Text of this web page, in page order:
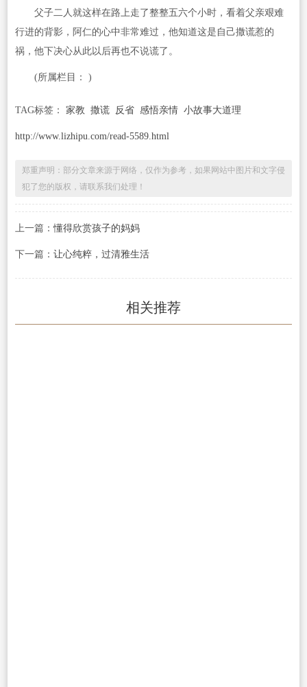
父子二人就这样在路上走了整整五六个小时，看着父亲艰难
行进的背影，阿仁的心中非常难过，他知道这是自己撒谎惹的
祸，他下决心从此以后再也不说谎了。
(所属栏目： )
TAG标签： 家教 撒谎 反省 感悟亲情 小故事大道理
http://www.lizhipu.com/read-5589.html
郑重声明：部分文章来源于网络，仅作为参考，如果网站中图片和文字侵
犯了您的版权，请联系我们处理！
上一篇：懂得欣赏孩子的妈妈
下一篇： 让心纯粹，过清雅生活
相关推荐